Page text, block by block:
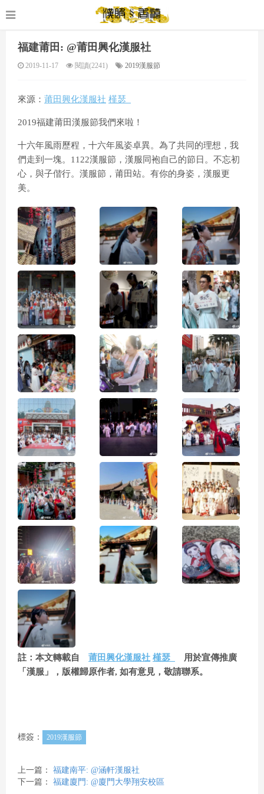
福建莆田: @莆田興化漢服社
2019-11-17 閱讀(2241) 2019漢服節
來源： 莆田興化漢服社 槿瑟_
2019福建莆田漢服節我們來啦！
十六年風雨歷程，十六年風姿卓異。為了共同的理想，我
們走到一塊。1122漢服節，漢服同袍自己的節日。不忘初
心，與子偕行。漢服節，莆田站。有你的身姿，漢服更
美。
註：本文轉載自 莆田興化漢服社 槿瑟_
用於宣傳推廣
「漢服」，版權歸原作者, 如有意見，敬請聯系。
標簽： 2019漢服節
上一篇： 福建南平: @涵軒漢服社
下一篇： 福建廈門: @廈門大學翔安校區